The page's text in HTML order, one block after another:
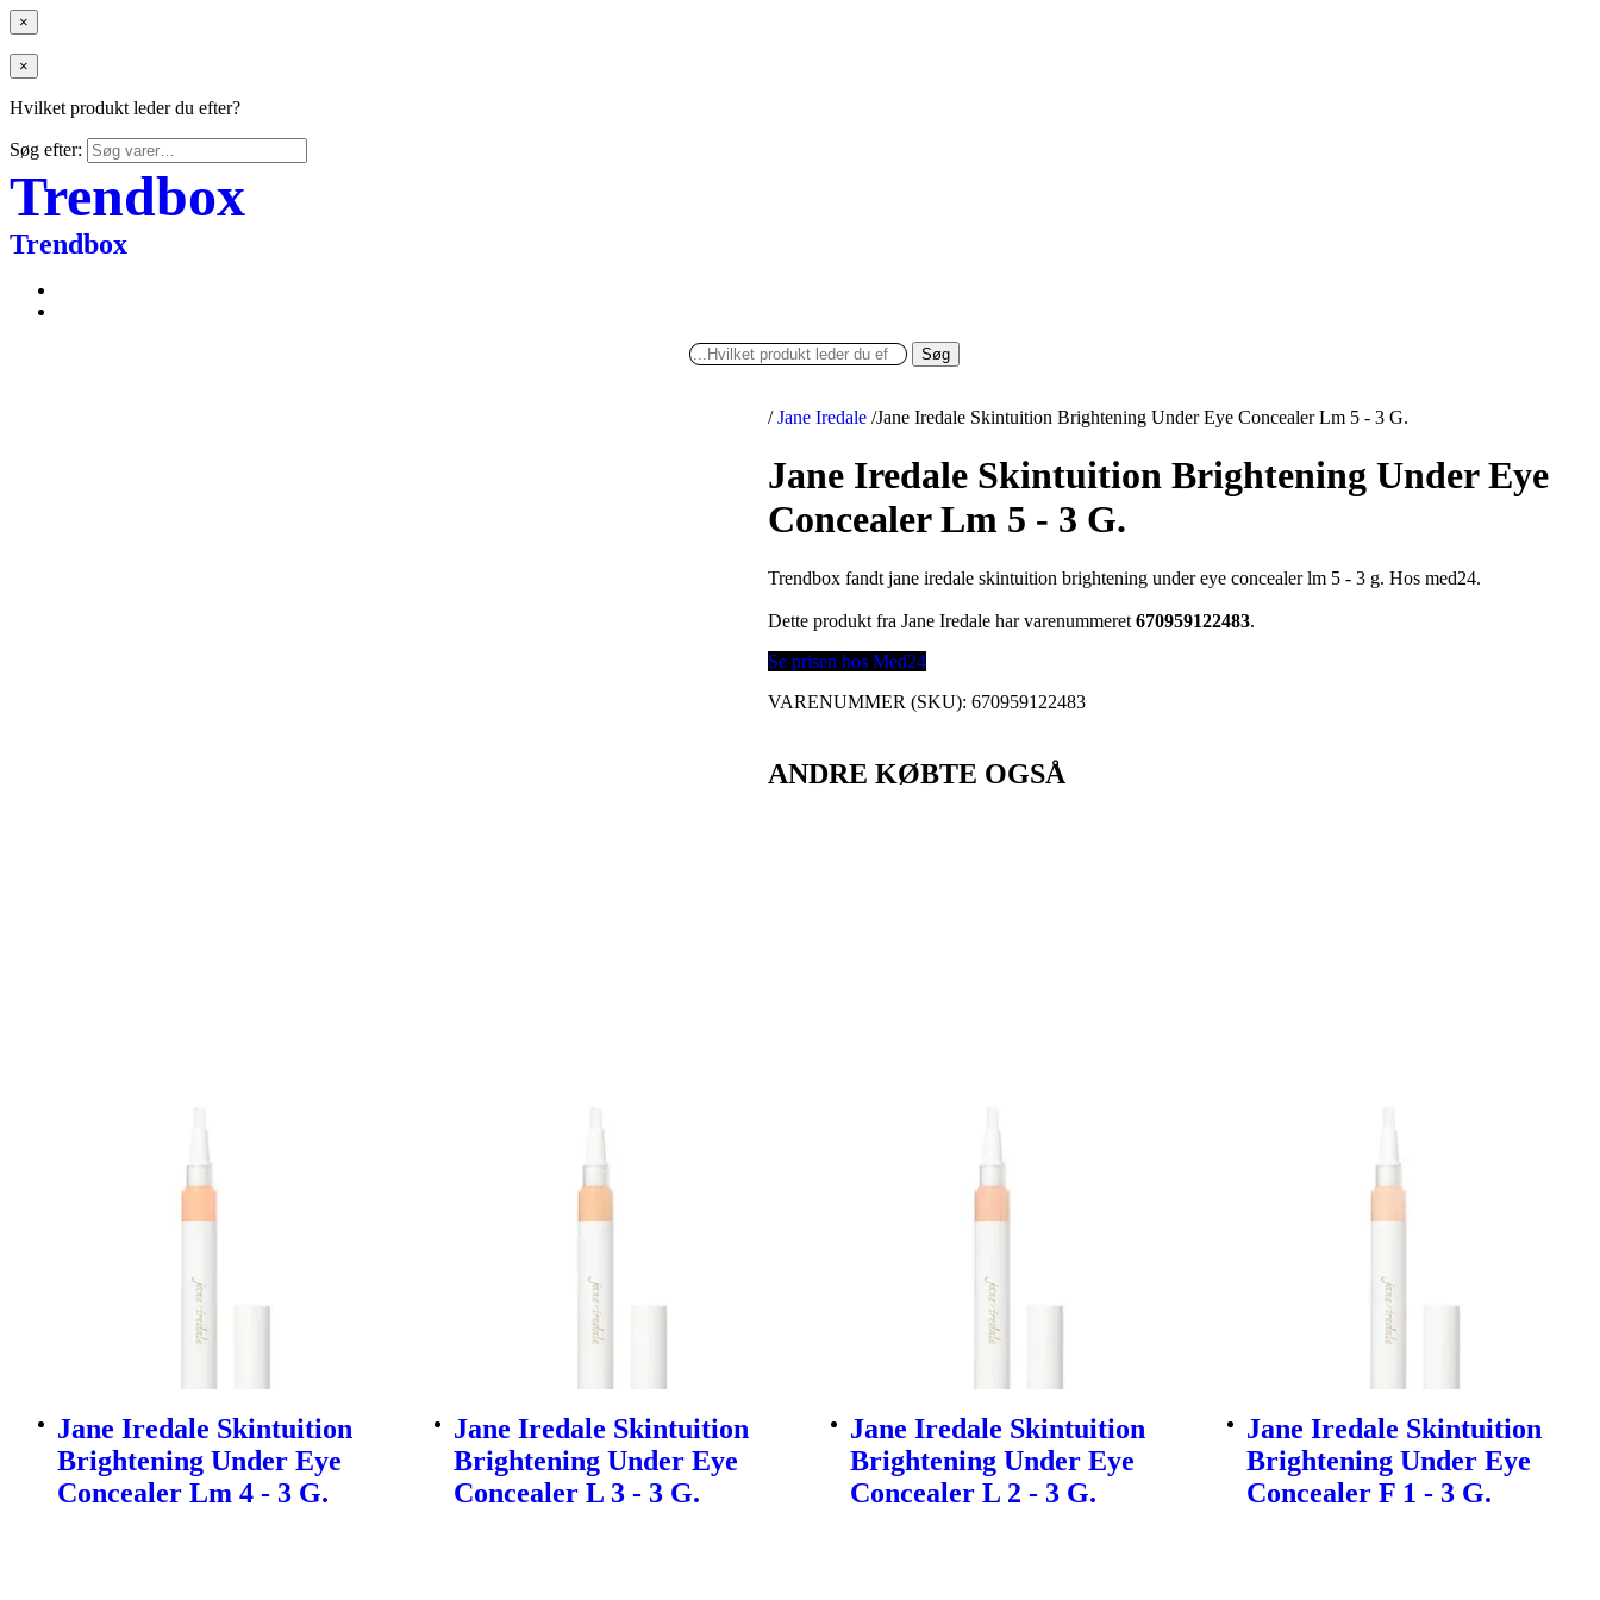
×
×
Hvilket produkt leder du efter?
Søg efter:
Trendbox
Trendbox
Søg
/ Jane Iredale /Jane Iredale Skintuition Brightening Under Eye Concealer Lm 5 - 3 G.
Jane Iredale Skintuition Brightening Under Eye
Concealer Lm 5 - 3 G.
Trendbox fandt jane iredale skintuition brightening under eye concealer lm 5 - 3 g. Hos med24.
Dette produkt fra Jane Iredale har varenummeret670959122483.
Se prisen hos Med24
VARENUMMER (SKU):670959122483
ANDRE KØBTE OGSÅ
Jane Iredale Skintuition
Brightening Under Eye
Concealer Lm 4 - 3 G.
Jane Iredale Skintuition
Brightening Under Eye
Concealer L 3 - 3 G.
Jane Iredale Skintuition
Brightening Under Eye
Concealer L 2 - 3 G.
Jane Iredale Skintuition
Brightening Under Eye
Concealer F 1 - 3 G.